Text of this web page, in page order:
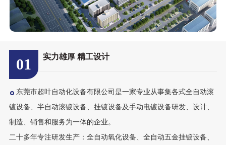
01 实力雄厚 精工设计
东莞市超叶自动化设备有限公司是一家专业从事集各式全自动滚
镀设备、半自动滚镀设备、挂镀设备及手动电镀设备研发、设计、
制造、销售和服务为一体的企业。
二十多年专注研发生产：全自动氧化设备、全自动五金挂镀设备、